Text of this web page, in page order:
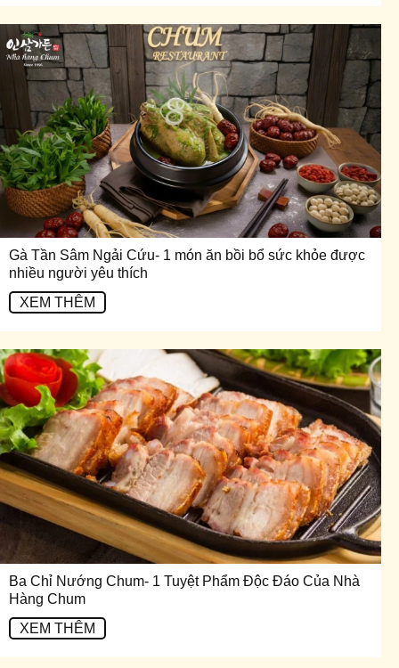
Gà Tần Sâm Ngải Cứu- 1 món ăn bồi bổ sức khỏe được
nhiều người yêu thích
XEM THÊM
Ba Chỉ Nướng Chum- 1 Tuyệt Phẩm Độc Đáo Của Nhà
Hàng Chum
XEM THÊM